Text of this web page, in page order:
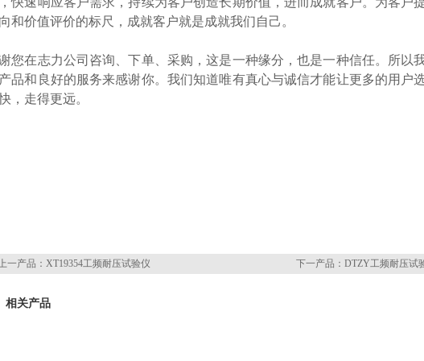
和价值评价的标尺，成就客户就是成就我们自己。
您在志力公司咨询、下单、采购，这是一种缘分，也是一种信任。所以
品和良好的服务来感谢你。我们知道唯有真心与诚信才能让更多的用户
，走得更远。
一产品： XT19354工频耐压试验仪 下一产品： DTZY工频耐压试
相关产品